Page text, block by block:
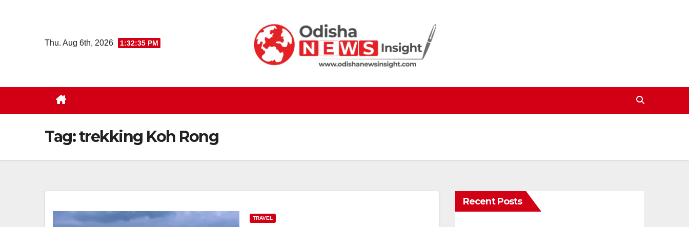
Thu. Aug 6th, 2026 1:32:36 PM
Tag:trekking Koh Rong
TRAVEL
Recent Posts